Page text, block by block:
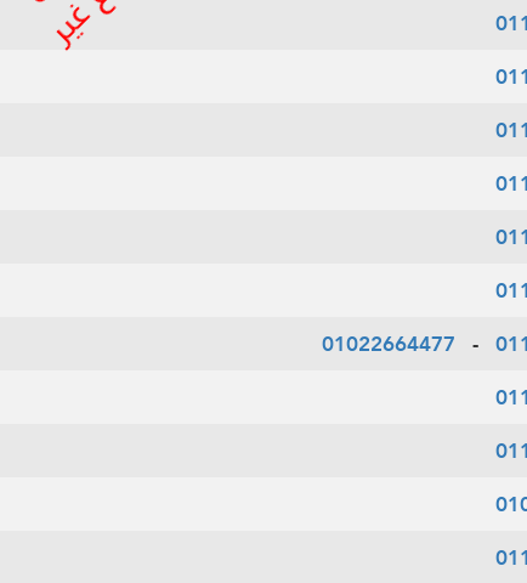
-
01022664477